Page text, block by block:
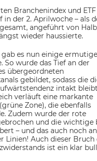
Branchenindex und
in der 2. Aprilwoche – als
angeführt von
wieder haussierte.
es nun einige
So wurde das Tief an der
übergeordneten
gebildet, sodass die
intakt
verläuft eine markante
Zone), die ebenfalls
Zudem wurde der rote
und die wichtige
– und das auch noch
Linien! Auch dieser Bruch
ist ein klar